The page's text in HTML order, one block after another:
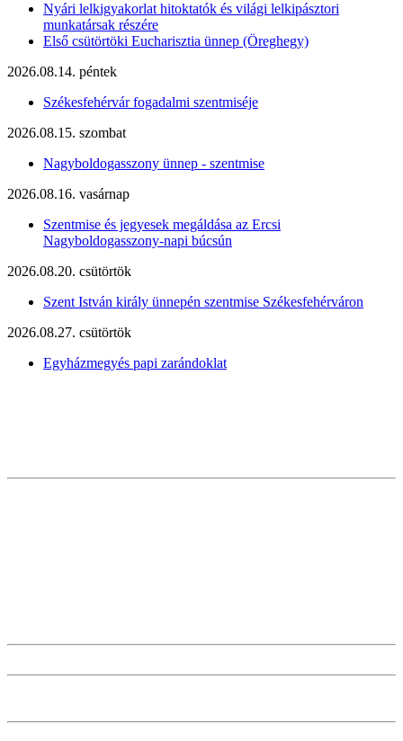
Nyári lelkigyakorlat hitoktatók és világi lelkipásztori
munkatársak részére
Első csütörtöki Eucharisztia ünnep (Öreghegy)
2026.08.14. péntek
Székesfehérvár fogadalmi szentmiséje
2026.08.15. szombat
Nagyboldogasszony ünnep - szentmise
2026.08.16. vasárnap
Szentmise és jegyesek megáldása az Ercsi
Nagyboldogasszony-napi búcsún
2026.08.20. csütörtök
Szent István király ünnepén szentmise Székesfehérváron
2026.08.27. csütörtök
Egyházmegyés papi zarándoklat